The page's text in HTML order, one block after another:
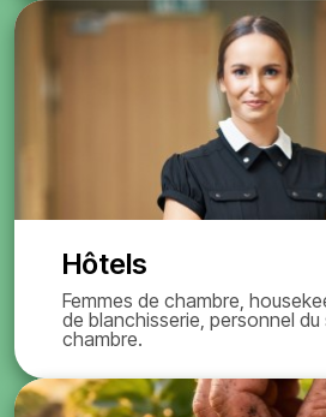
Hôtels
Femmes de chambre,
de blanchisserie, personnel du
chambre.